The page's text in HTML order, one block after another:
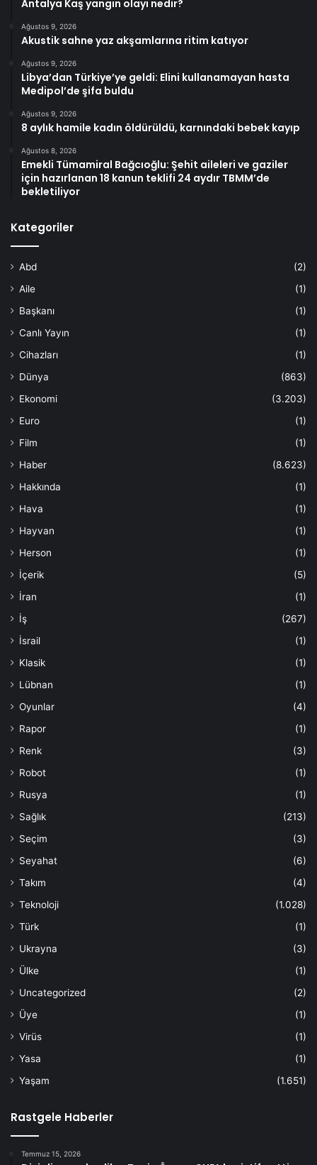
Antalya Kaş yangın olayı nedir?
Ağustos 9, 2026
Akustik sahne yaz akşamlarına ritim katıyor
Ağustos 9, 2026
Libya’dan Türkiye’ye geldi: Elini kullanamayan hasta
Medipol’de şifa buldu
Ağustos 9, 2026
8 aylık hamile kadın öldürüldü, karnındaki bebek kayıp
Ağustos 8, 2026
Emekli Tümamiral Bağcıoğlu: Şehit aileleri ve gaziler
için hazırlanan 18 kanun teklifi 24 aydır TBMM’de
bekletiliyor
Kategoriler
Abd
(2)
Aile
(1)
Başkanı
(1)
Canlı Yayın
(1)
Cihazları
(1)
Dünya
(863)
Ekonomi
(3.203)
Euro
(1)
Film
(1)
Haber
(8.623)
Hakkında
(1)
Hava
(1)
Hayvan
(1)
Herson
(1)
İçerik
(5)
İran
(1)
İş
(267)
İsrail
(1)
Klasik
(1)
Lübnan
(1)
Oyunlar
(4)
Rapor
(1)
Renk
(3)
Robot
(1)
Rusya
(1)
Sağlık
(213)
Seçim
(3)
Seyahat
(6)
Takım
(4)
Teknoloji
(1.028)
Türk
(1)
Ukrayna
(3)
Ülke
(1)
Uncategorized
(2)
Üye
(1)
Virüs
(1)
Yasa
(1)
Yaşam
(1.651)
Rastgele Haberler
Temmuz 15, 2026